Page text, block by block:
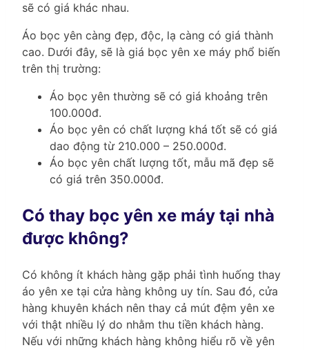
sẽ có giá khác nhau.
Áo bọc yên càng đẹp, độc, lạ càng có giá thành
cao. Dưới đây, sẽ là giá bọc yên xe máy phổ biến
trên thị trường:
Áo bọc yên thường sẽ có giá khoảng trên
100.000đ.
Áo bọc yên có chất lượng khá tốt sẽ có giá
dao động từ 210.000 – 250.000đ.
Áo bọc yên chất lượng tốt, mẫu mã đẹp sẽ
có giá trên 350.000đ.
Có thay bọc yên xe máy tại nhà
được không?
Có không ít khách hàng gặp phải tình huống thay
áo yên xe tại cửa hàng không uy tín. Sau đó, cửa
hàng khuyên khách nên thay cả mút đệm yên xe
với thật nhiều lý do nhằm thu tiền khách hàng.
Nếu với những khách hàng không hiểu rõ về yên